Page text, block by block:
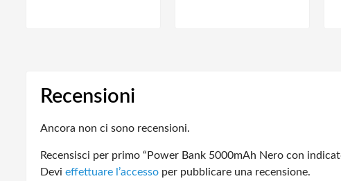
Recensioni
Ancora non ci sono recensioni.
Recensisci per primo “Power Bank 5000mAh Nero con
Devi effettuare l’accesso per pubblicare una recensione.